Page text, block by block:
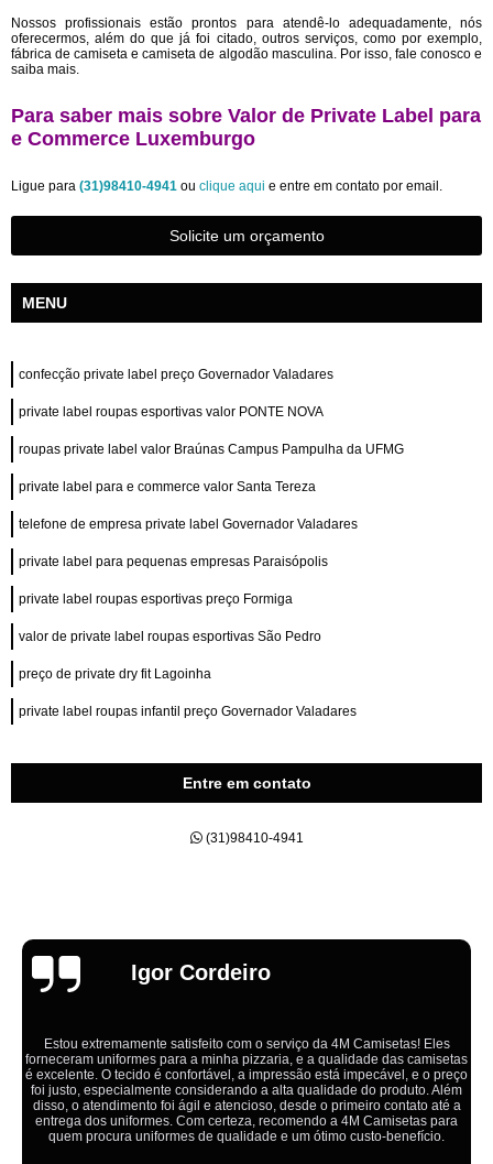
Nossos profissionais estão prontos para atendê-lo adequadamente, nós
oferecermos, além do que já foi citado, outros serviços, como por exemplo,
fábrica de camiseta e camiseta de algodão masculina. Por isso, fale conosco e
saiba mais.
Para saber mais sobre Valor de Private Label para
e Commerce Luxemburgo
Ligue para (31)98410-4941 ou clique aqui e entre em contato por email.
Solicite um orçamento
MENU
confecção private label preço Governador Valadares
private label roupas esportivas valor PONTE NOVA
roupas private label valor Braúnas Campus Pampulha da UFMG
private label para e commerce valor Santa Tereza
telefone de empresa private label Governador Valadares
private label para pequenas empresas Paraisópolis
private label roupas esportivas preço Formiga
valor de private label roupas esportivas São Pedro
preço de private dry fit Lagoinha
private label roupas infantil preço Governador Valadares
Entre em contato
(31)98410-4941
Emília
Ótimo atendimento,todos muito educados, prestativos e que
cliente em primeiro lugar. Qualquer lugar tem problemas,isso é
aqui na 4M tudo é resolvido com calma e de forma que todos
ganhando no final.